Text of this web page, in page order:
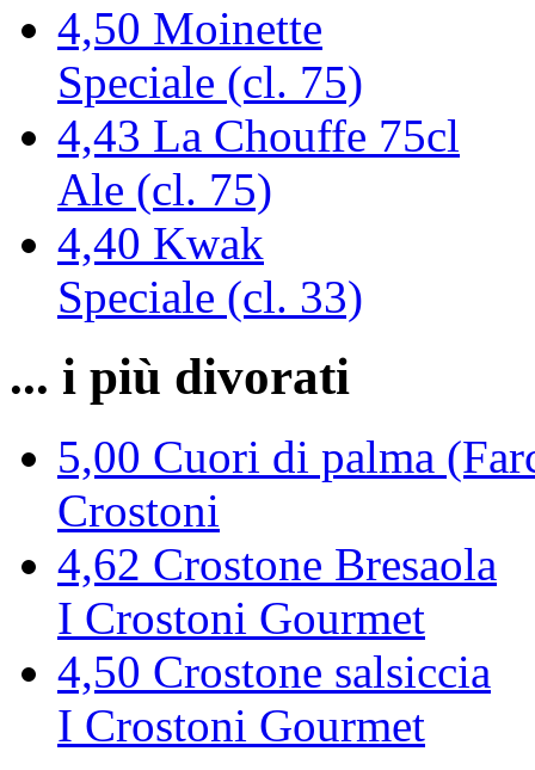
4,50 Moinette
Speciale (cl. 75)
4,43 La Chouffe 75cl
Ale (cl. 75)
4,40 Kwak
Speciale (cl. 33)
... i più divorati
5,00 Cuori di palma
Crostoni
4,62 Crostone Bresaola
I Crostoni Gourmet
4,50 Crostone salsiccia
I Crostoni Gourmet